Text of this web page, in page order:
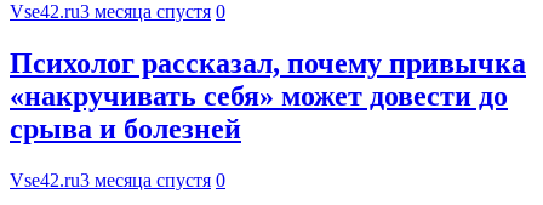
Vse42.ru3 месяца спустя 0
Психолог рассказал, почему привычка
«накручивать себя» может довести до
срыва и болезней
Vse42.ru3 месяца спустя 0